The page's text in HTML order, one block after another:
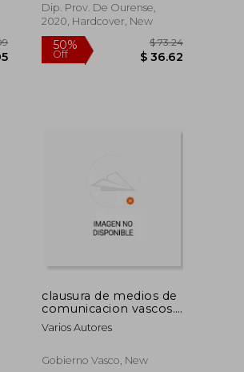
Dip. Prov. De Ourense,
2020, Hardcover, New
clausura de medios de
comunicacion vascos.
(egin, egin irratia,
euskaldunon egun.
Varios Autores
Gobierno Vasco, New